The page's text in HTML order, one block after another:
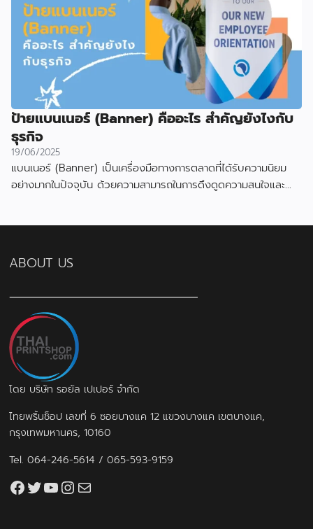
ป้ายแบนเนอร์ (Banner) คืออะไร สำคัญยังไงกับ
ธุรกิจ
19/06/2025
แบนเนอร์ (Banner) เป็นเครื่องมือทางการตลาดที่ได้รับความนิยม
อย่างมากในปัจจุบัน ด้วยความสามารถในการดึงดูดความสนใจและ
ABOUT US
โดย บริษัท รอยัล เปเปอร์ จำกัด
ไทยพริ้นช็อป เลขที่ 6 ซอยบางแค 12 แขวงบางแค เขตบางแค,
กรุงเทพมหานคร, 10160
Tel.064-246-5614 /065-593-9159
Facebook
Twitter
YouTube
Instagram
thaiprintshop.aw@gmail.com